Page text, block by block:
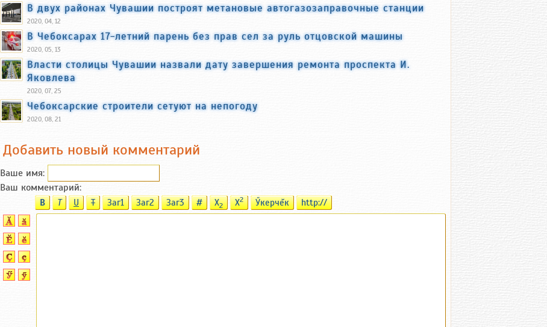
В двух районах Чувашии построят метановые автогазозаправочные станции
2020, 04, 12
В Чебоксарах 17-летний парень без прав сел за руль отцовской машины
2020, 05, 13
Власти столицы Чувашии назвали дату завершения ремонта проспекта И.
Яковлева
2020, 07, 25
Чебоксарские строители сетуют на непогоду
2020, 08, 21
Добавить новый комментарий
Ваше имя:
Ваш комментарий:
B T U T Заг1 Заг2 Заг3 # X2 X2 Ӳкерчĕк http://